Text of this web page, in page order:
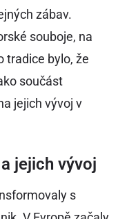
zábav.
souboje, na
tradice bylo, že
součást
jejich vývoj v
jejich vývoj
s